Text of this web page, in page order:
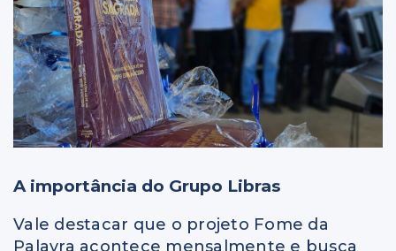
A importância do Grupo Libras
Vale destacar que o projeto Fome da
Palavra acontece mensalmente e busca